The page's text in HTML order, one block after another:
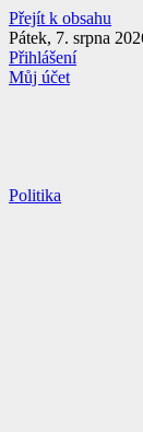
Přejít k obsahu
Pátek, 7. srpna
Přihlášení
Můj účet
Politika